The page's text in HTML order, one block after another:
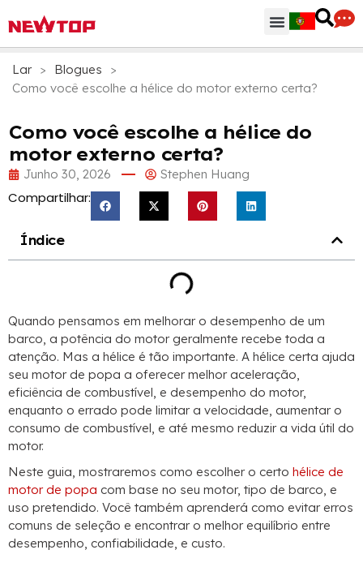
Lar > Blogues
>
Como você escolhe a hélice do motor externo certa?
Como você escolhe a hélice do
motor externo certa?
Junho 30, 2026 Stephen Huang
Compartilhar:
Índice
Quando pensamos em melhorar o desempenho de um
barco, a potência do motor geralmente recebe toda a
atenção. Mas a hélice é tão importante. A hélice certa ajuda
seu motor de popa a oferecer melhor aceleração,
eficiência de combustível, e desempenho do motor,
enquanto o errado pode limitar a velocidade, aumentar o
consumo de combustível, e até mesmo reduzir a vida útil do
motor.
Neste guia, mostraremos como escolher o certo hélice de
motor de popa com base no seu motor, tipo de barco, e
uso pretendido. Você também aprenderá como evitar erros
comuns de seleção e encontrar o melhor equilíbrio entre
desempenho, confiabilidade, e custo.